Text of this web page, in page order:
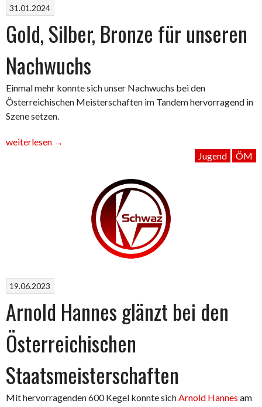
31.01.2024
Gold, Silber, Bronze für unseren
Nachwuchs
Einmal mehr konnte sich unser Nachwuchs bei den
Österreichischen Meisterschaften im Tandem hervorragend in
Szene setzen.
„Gold,
weiterlesen →
Jugend
ÖM
19.06.2023
Arnold Hannes glänzt bei den
Österreichischen
Staatsmeisterschaften
Mit hervorragenden 600 Kegel konnte sich Arnold Hannes am